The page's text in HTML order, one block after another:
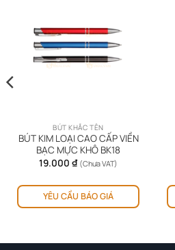
BÚT KHẮC TÊN
BÚT KIM LOẠI CAO CẤP VIỀN
BẠC MỰC KHÔ BK18
19.000 ₫ (Chưa VAT)
YÊU CẦU BÁO GIÁ
nhiều